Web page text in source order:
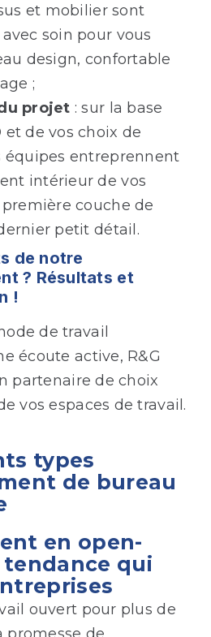
et mobilier sont
soin pour vous
design, confortable
;
projet : sur la base
et de vos choix de
équipes entreprennent
intérieur de vos
couche de
petit détail.
de notre
? Résultats et
!
de travail
écoute active, R&G
partenaire de choix
vos espaces de travail.
types
de bureau
en open-
tendance qui
ouvert pour plus de